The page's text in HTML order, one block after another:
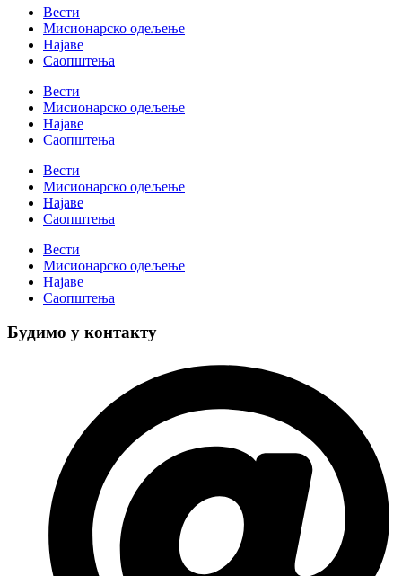
Вести
Мисионарско одељење
Најаве
Саопштења
Вести
Мисионарско одељење
Најаве
Саопштења
Вести
Мисионарско одељење
Најаве
Саопштења
Вести
Мисионарско одељење
Најаве
Саопштења
Будимо у контакту